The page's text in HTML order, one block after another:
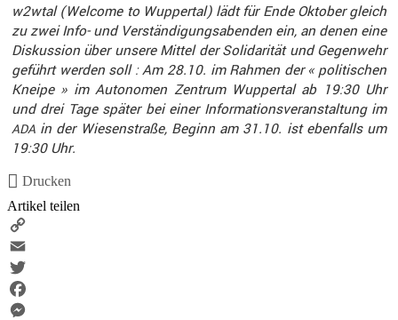
w2wtal (Welcome to Wuppertal) lädt für Ende Oktober gleich
zu zwei Info- und Verstän­di­gungs­abenden ein, an denen eine
Diskus­sion über unsere Mittel der Solida­rität und Gegen­wehr
geführt werden soll : Am 28.10. im Rahmen der « politi­schen
Kneipe » im Autonomen Zentrum Wuppertal ab 19:30 Uhr
und drei Tage später bei einer Infor­ma­ti­ons­ver­an­stal­tung im
ADA in der Wiesen­straße, Beginn am 31.10. ist ebenfalls um
19:30 Uhr.
Drucken
Artikel teilen
Copy
Link
Email
Twitter
Facebook